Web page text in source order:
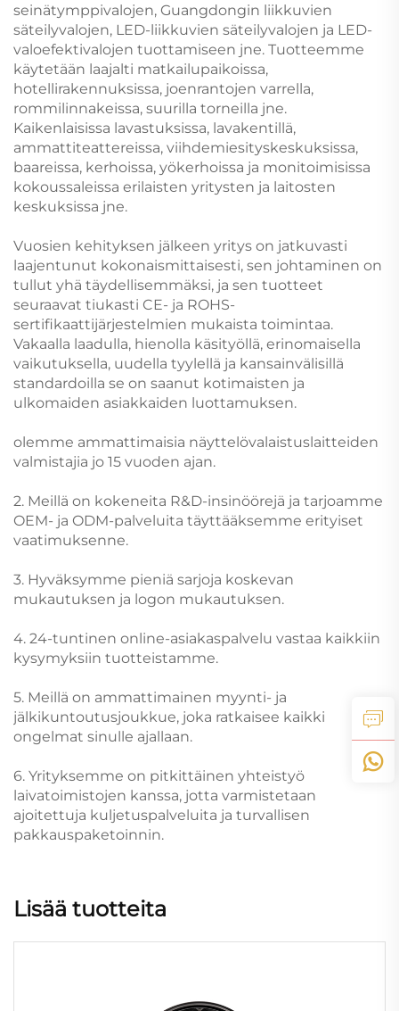
seinätymppivalojen, Guangdongin liikkuvien
säteilyvalojen, LED-liikkuvien säteilyvalojen ja LED-
valoefektivalojen tuottamiseen jne. Tuotteemme
käytetään laajalti matkailupaikoissa,
hotellirakennuksissa, joenrantojen varrella,
rommilinnakeissa, suurilla torneilla jne.
Kaikenlaisissa lavastuksissa, lavakentillä,
ammattiteattereissa, viihdemiesityskeskuksissa,
baareissa, kerhoissa, yökerhoissa ja monitoimisissa
kokoussaleissa erilaisten yritysten ja laitosten
keskuksissa jne.
Vuosien kehityksen jälkeen yritys on jatkuvasti
laajentunut kokonaismittaisesti, sen johtaminen on
tullut yhä täydellisemmäksi, ja sen tuotteet
seuraavat tiukasti CE- ja ROHS-
sertifikaattijärjestelmien mukaista toimintaa.
Vakaalla laadulla, hienolla käsityöllä, erinomaisella
vaikutuksella, uudella tyylellä ja kansainvälisillä
standardoilla se on saanut kotimaisten ja
ulkomaiden asiakkaiden luottamuksen.
olemme ammattimaisia näyttelövalaistuslaitteiden
valmistajia jo 15 vuoden ajan.
2. Meillä on kokeneita R&D-insinöörejä ja tarjoamme
OEM- ja ODM-palveluita täyttääksemme erityiset
vaatimuksenne.
3. Hyväksymme pieniä sarjoja koskevan
mukautuksen ja logon mukautuksen.
4. 24-tuntinen online-asiakaspalvelu vastaa kaikkiin
kysymyksiin tuotteistamme.
5. Meillä on ammattimainen myynti- ja
jälkikuntoutusjoukkue, joka ratkaisee kaikki
ongelmat sinulle ajallaan.
6. Yrityksemme on pitkittäinen yhteistyö
laivatoimistojen kanssa, jotta varmistetaan
ajoitettuja kuljetuspalveluita ja turvallisen
pakkauspaketoinnin.
Lisää tuotteita